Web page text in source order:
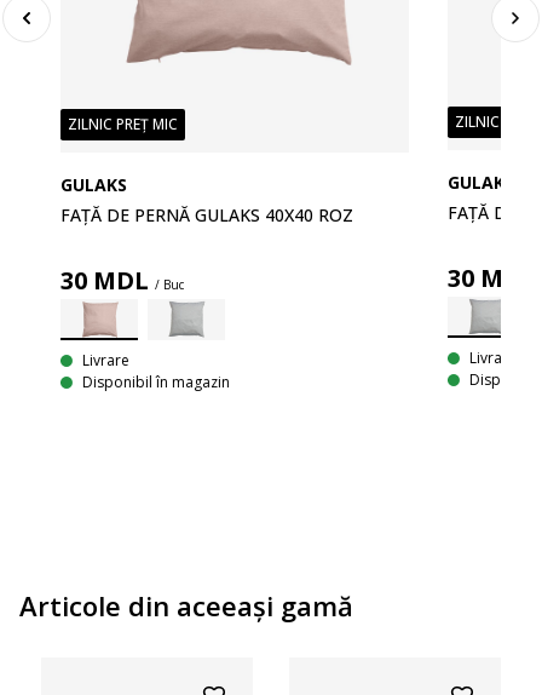
ZILNIC PREȚ MIC
GULAKS
FAȚĂ DE PERNĂ GULAKS 40X40 ROZ
30MDL / Buc
Livrare
Disponibil în magazin
ZILNIC PREȚ
GULAKS
FAȚĂ DE
30MDL
Livrare
Disponibil
Articole din aceeaşi gamă